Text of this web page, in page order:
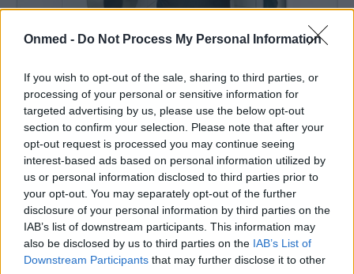
Onmed - Do Not Process My Personal Information
If you wish to opt-out of the sale, sharing to third parties, or
processing of your personal or sensitive information for
targeted advertising by us, please use the below opt-out
section to confirm your selection. Please note that after your
opt-out request is processed you may continue seeing
interest-based ads based on personal information utilized by
us or personal information disclosed to third parties prior to
your opt-out. You may separately opt-out of the further
disclosure of your personal information by third parties on the
IAB’s list of downstream participants. This information may
also be disclosed by us to third parties on the IAB’s List of
Downstream Participants that may further disclose it to other
Τσούξιμο κατά την ούρηση: Πού
Το αίσθημα τσουξίματος ή καψίματος κατά την ούρηση
προκαλείται συνήθως από τον ερεθισμένο βλεννογόνο
της ουρήθρας, από όπου αποβάλλονται τα…